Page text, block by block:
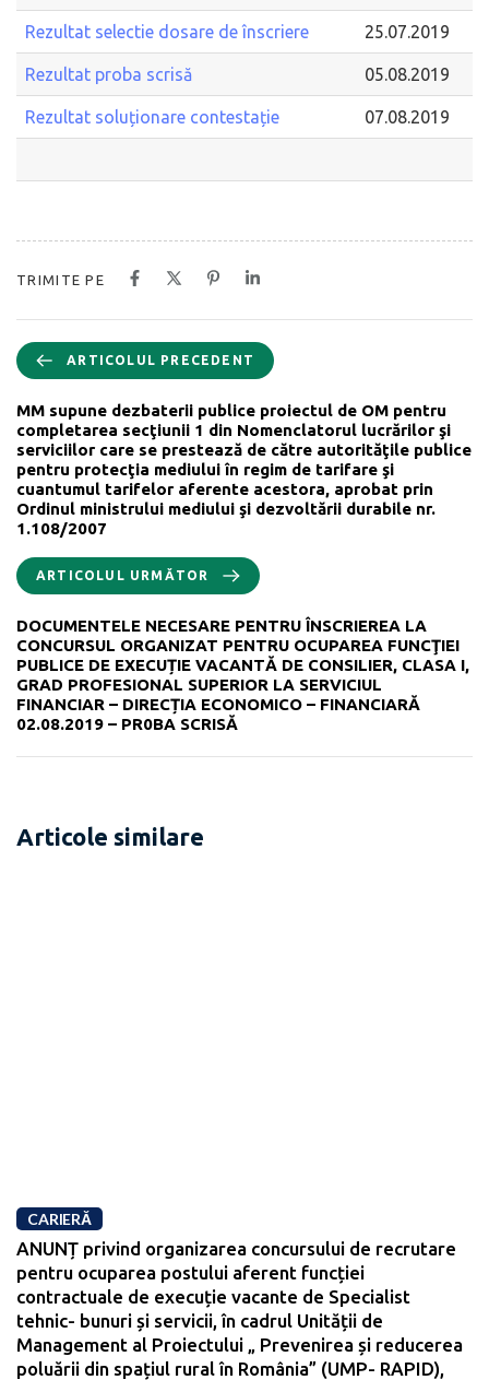
Rezultat selectie dosare de înscriere 25.07.2019
Rezultat proba scrisă 05.08.2019
Rezultat soluționare contestație 07.08.2019
TRIMITE PE
ARTICOLUL PRECEDENT
MM supune dezbaterii publice proiectul de OM pentru
completarea secţiunii 1 din Nomenclatorul lucrărilor şi
serviciilor care se prestează de către autorităţile publice
pentru protecţia mediului în regim de tarifare şi
cuantumul tarifelor aferente acestora, aprobat prin
Ordinul ministrului mediului şi dezvoltării durabile nr.
1.108/2007
ARTICOLUL URMĂTOR
DOCUMENTELE NECESARE PENTRU ÎNSCRIEREA LA
CONCURSUL ORGANIZAT PENTRU OCUPAREA FUNCŢIEI
PUBLICE DE EXECUȚIE VACANTĂ DE CONSILIER, CLASA I,
GRAD PROFESIONAL SUPERIOR LA SERVICIUL
FINANCIAR – DIRECȚIA ECONOMICO – FINANCIARĂ
02.08.2019 – PR0BA SCRISĂ
Articole similare
CARIERĂ
ANUNȚ privind organizarea concursului de recrutare
pentru ocuparea postului aferent funcției
contractuale de execuție vacante de Specialist
tehnic- bunuri și servicii, în cadrul Unității de
Management al Proiectului „ Prevenirea și reducerea
poluării din spațiul rural în România” (UMP- RAPID),